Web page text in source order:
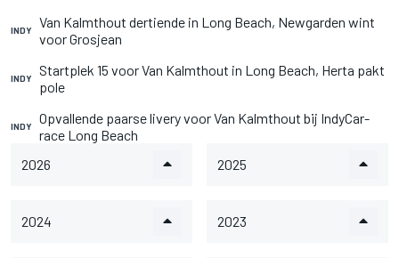
INDY
Van Kalmthout dertiende in Long Beach, Newgarden wint
voor Grosjean
INDY
Startplek 15 voor Van Kalmthout in Long Beach, Herta pakt
pole
INDY
Opvallende paarse livery voor Van Kalmthout bij IndyCar-
race Long Beach
2026
2025
2024 2023